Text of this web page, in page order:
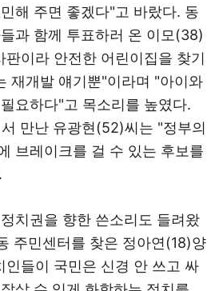
해 주면 좋겠다"고 바랐다. 동
과 함께 투표하러 온 이모(38)
이라 안전한 어린이집을 찾기
재개발 얘기뿐"이라며 "아이와
요하다"고 목소리를 높였다.
만난 유광현(52)씨는 "정부의
브레이크를 걸 수 있는 후보를
치권을 향한 쓴소리도 들려왔
주민센터를 찾은 정아연(18)양
인들이 국민은 신경 안 쓰고 싸